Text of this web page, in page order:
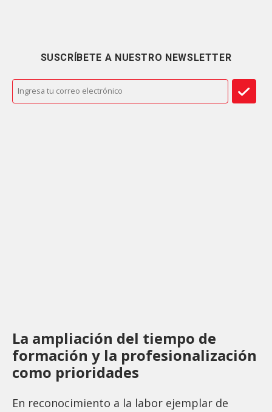
SUSCRÍBETE A NUESTRO NEWSLETTER
La ampliación del tiempo de
formación y la profesionalización
como prioridades
En reconocimiento a la labor ejemplar de